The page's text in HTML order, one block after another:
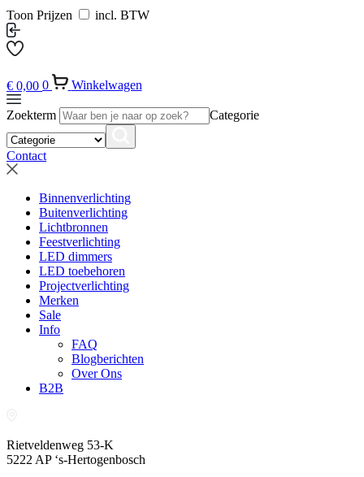
Toon Prijzen incl. BTW
€ 0,00 0 Winkelwagen
Zoekterm Categorie
Contact
Binnenverlichting
Buitenverlichting
Lichtbronnen
Feestverlichting
LED dimmers
LED toebehoren
Projectverlichting
Merken
Sale
Info
FAQ
Blogberichten
Over Ons
B2B
Rietveldenweg 53-K
5222 AP ‘s-Hertogenbosch